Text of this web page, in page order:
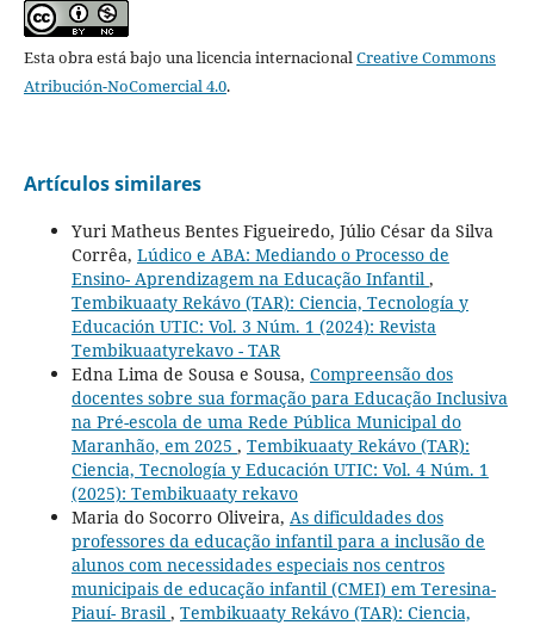
Esta obra está bajo una licencia internacionalCreative Commons
Atribución-NoComercial 4.0.
Artículos similares
Yuri Matheus Bentes Figueiredo, Júlio César da Silva
Corrêa, Lúdico e ABA: Mediando o Processo de
Ensino- Aprendizagem na Educação Infantil ,
Tembikuaaty Rekávo (TAR): Ciencia, Tecnología y
Educación UTIC: Vol. 3 Núm. 1 (2024): Revista
Tembikuaatyrekavo - TAR
Edna Lima de Sousa e Sousa, Compreensão dos
docentes sobre sua formação para Educação Inclusiva
na Pré-escola de uma Rede Pública Municipal do
Maranhão, em 2025 , Tembikuaaty Rekávo (TAR):
Ciencia, Tecnología y Educación UTIC: Vol. 4 Núm. 1
(2025): Tembikuaaty rekavo
Maria do Socorro Oliveira, As dificuldades dos
professores da educação infantil para a inclusão de
alunos com necessidades especiais nos centros
municipais de educação infantil (CMEI) em Teresina-
Piauí- Brasil , Tembikuaaty Rekávo (TAR): Ciencia,